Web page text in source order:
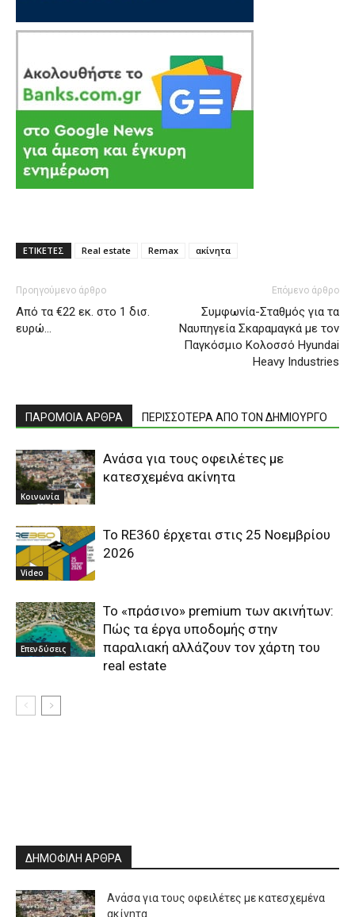
ΕΤΙΚΕΤΕΣ Real estate Remax ακίνητα
Προηγούμενο άρθρο
Aπό τα €22 εκ. στο 1 δισ.
ευρώ…
Επόμενο άρθρο
Συμφωνία-Σταθμός για τα
Ναυπηγεία Σκαραμαγκά με τον
Παγκόσμιο Κολοσσό Hyundai
Heavy Industries
ΠΑΡΟΜΟΙΑ ΑΡΘΡΑ ΠΕΡΙΣΣΟΤΕΡΑ ΑΠΟ ΤΟΝ ΔΗΜΙΟΥΡΓΟ
Κοινωνία
Ανάσα για τους οφειλέτες με
κατεσχεμένα ακίνητα
Video
Το RE360 έρχεται στις 25 Νοεμβρίου
2026
Επενδύσεις
Το «πράσινο» premium των ακινήτων:
Πώς τα έργα υποδομής στην
παραλιακή αλλάζουν τον χάρτη του
real estate
ΔΗΜΟΦΙΛΗ ΑΡΘΡΑ
Ανάσα για τους οφειλέτες με κατεσχεμένα
ακίνητα